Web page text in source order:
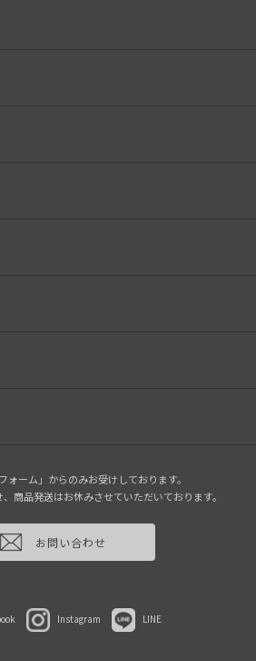
ォーム」からのみお受けしております。
商品発送はお休みさせていただいております。
お問い合わせ
Instagram LINE